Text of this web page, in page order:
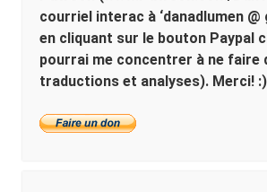
courriel interac à ‘danadlumen @
en cliquant sur le bouton Paypal
pourrai me concentrer à ne faire
traductions et analyses). Merci!